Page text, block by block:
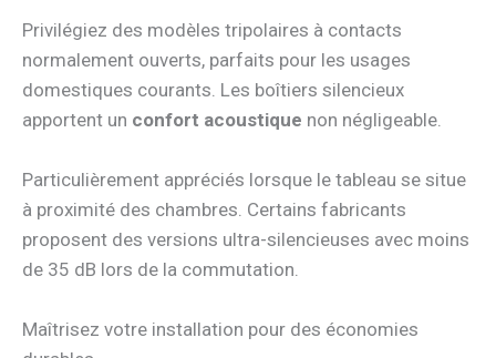
Privilégiez des modèles tripolaires à contacts
normalement ouverts, parfaits pour les usages
domestiques courants. Les boîtiers silencieux
apportent un confort acoustique non négligeable.
Particulièrement appréciés lorsque le tableau se situe
à proximité des chambres. Certains fabricants
proposent des versions ultra-silencieuses avec moins
de 35 dB lors de la commutation.
Maîtrisez votre installation pour des économies